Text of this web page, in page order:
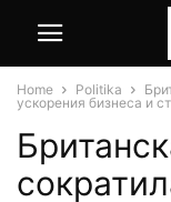
Home Politika
ускорения бизнеса и